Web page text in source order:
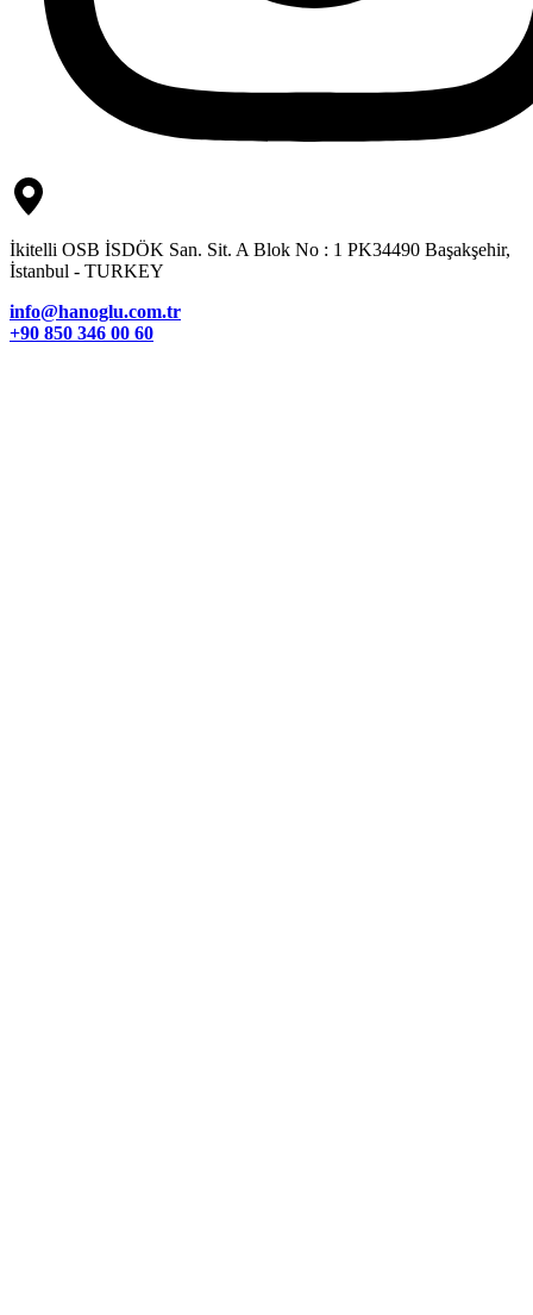
İkitelli OSB İSDÖK San. Sit. A Blok No : 1 PK34490 Başakşehir,
İstanbul - TURKEY
info@hanoglu.com.tr
+90 850 346 00 60